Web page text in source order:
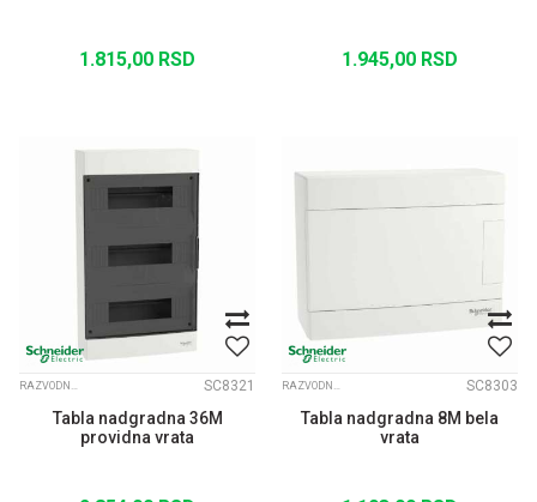
1.815,00 RSD 1.945,00 RSD
RAZVODNE TABLE EASY PRAGMA SC8321
Tabla nadgradna 36M
providna vrata
RAZVODNE TABLE EASY PRAGMA SC8303
Tabla nadgradna 8M bela
vrata